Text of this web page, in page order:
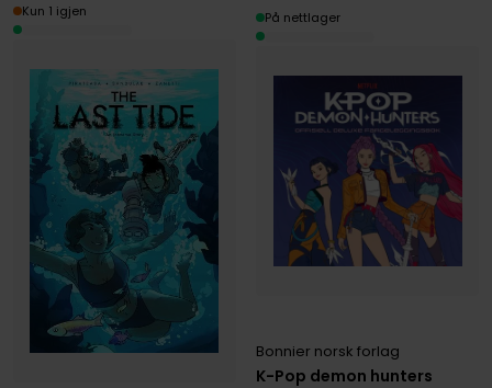
Kun 1 igjen
K-Pop demon hunters
Bonnier norsk forlag
På nettlager